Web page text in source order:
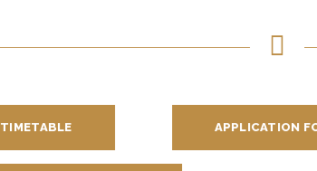
TIMETABLE APPLICATION